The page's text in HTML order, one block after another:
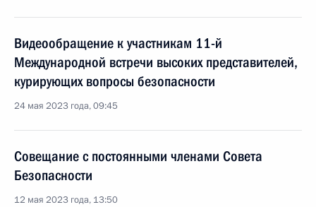
Видеообращение к участникам 11-й
Международной встречи высоких представителей,
курирующих вопросы безопасности
24 мая 2023 года, 09:45
Совещание с постоянными членами Совета
Безопасности
12 мая 2023 года, 13:50